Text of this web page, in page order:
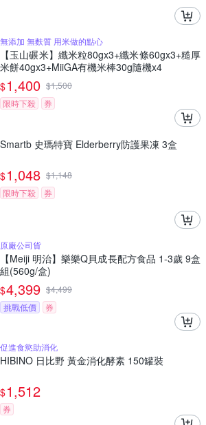
無添加 無麩質 用米做的點心
【玉山碾米】纖米粒80gx3+纖米條60gx3+糙厚
米餅40gx3+MiiGA有機米棒30g隨機x4
$1,400 $1,500
限時下殺
券
Smartb 史瑪特寶 Elderberry防護果凍 3盒
$1,048 $1,148
限時下殺
券
原廠公司貨
【Meiji 明治】樂樂Q貝成長配方食品 1-3歲 9盒
組(560g/盒)
$4,399 $4,499
挑戰低價
券
促進食慾助消化
HIBINO 日比野 黃金消化酵素 150罐裝
$1,512
券